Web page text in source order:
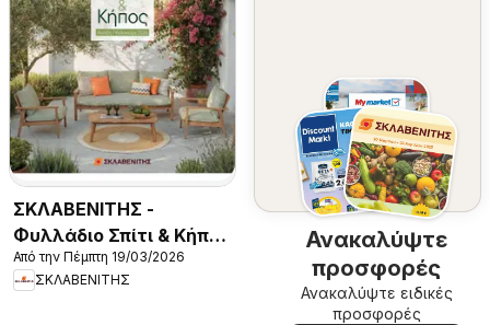
ΣΚΛΑΒΕΝΙΤΗΣ -
Φυλλάδιο Σπίτι & Κήπος
2026
Από την Πέμπτη 19/03/2026
ΣΚΛΑΒΕΝΙΤΗΣ
Ανακαλύψτε
προσφορές
Ανακαλύψτε ειδικές
προσφορές